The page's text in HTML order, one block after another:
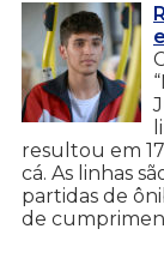
resultou em
cá. As linhas
partidas de
de